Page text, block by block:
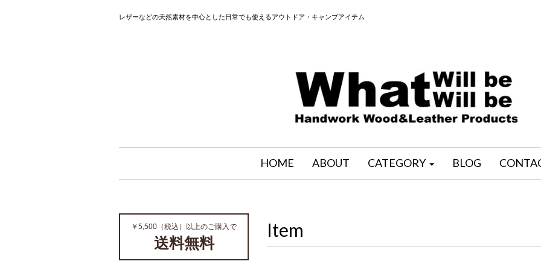
レザーなどの天然素材を中心とした日常でも使えるアウトドア・キャンプアイテム
HOME ABOUT CATEGORY BLOG
Item
￥5,500（税込）以上のご購入で
送料無料